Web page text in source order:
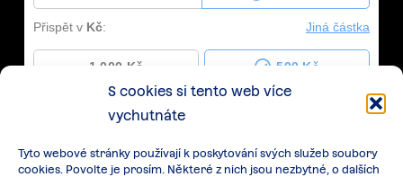
S cookies si tento web více
vychutnáte
Tyto webové stránky používají k poskytování svých služeb soubory
cookies. Povolte je prosím. Některé z nich jsou nezbytné, o dalších